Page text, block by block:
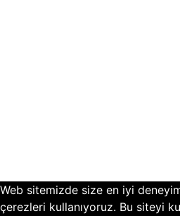
Web sitemizde size en iyi
çerezleri kullanıyoruz. Bu siteyi